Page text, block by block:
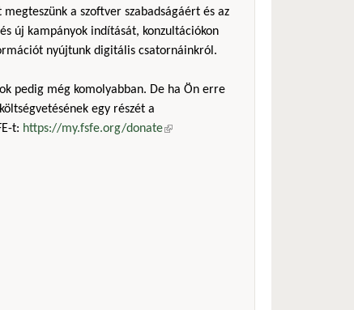
a szoftver szabadságáért és az
új kampányok indítását, konzultációkon
nyújtunk digitális csatornáinkról.
pedig még komolyabban. De ha Ön erre
egy részét a
t: https://my.fsfe.org/donate(külső hivatkozás)